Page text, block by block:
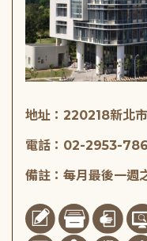
地址：220218新北
電話：02-2953-
備註：每月最後一週